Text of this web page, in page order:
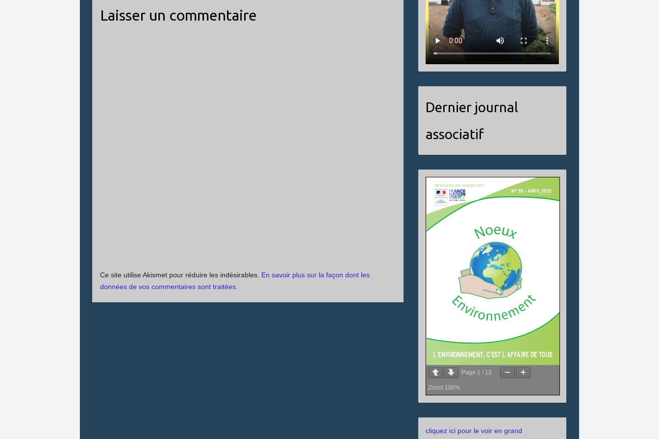
Laisser un commentaire
Ce site utilise Akismet pour réduire les indésirables. En savoir plus sur la façon dont les
données de vos commentaires sont traitées
Dernier journal
associatif
Page 1 / 12
Zoom 100%
cliquez ici pour le voir en grand